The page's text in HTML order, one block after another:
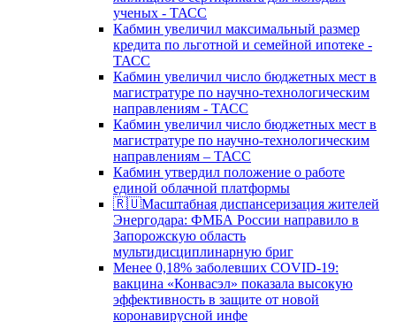
ученых - ТАСС
Кабмин увеличил максимальный размер
кредита по льготной и семейной ипотеке -
ТАСС
Кабмин увеличил число бюджетных мест в
магистратуре по научно-технологическим
направлениям - ТАСС
Кабмин увеличил число бюджетных мест в
магистратуре по научно-технологическим
направлениям – ТАСС
Кабмин утвердил положение о работе
единой облачной платформы
🇷🇺Масштабная диспансеризация жителей
Энергодара: ФМБА России направило в
Запорожскую область
мультидисциплинарную бриг
Менее 0,18% заболевших COVID-19:
вакцина «Конвасэл» показала высокую
эффективность в защите от новой
коронавирусной инфе